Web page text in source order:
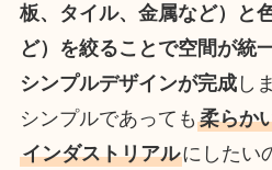
板、タイル、金属など）と
ど）を絞ることで空間が統
シンプルデザインが完成し
シンプルであっても 柔らか
インダストリアルにしたい